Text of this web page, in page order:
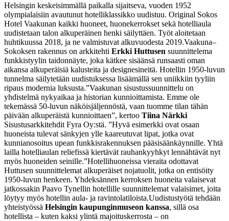
Helsingin keskeisimmällä paikalla sijaitseva, vuoden 1952
olympialaisiin avautunut hotelliklassikko uudistuu. Original Sokos
Hotel Vaakunan kaikki huoneet, huonekerrokset sekä hotelliaula
uudistetaan talon alkuperäinen henki säilyttäen. Työt aloitetaan
huhtikuussa 2018, ja ne valmistuvat alkuvuodesta 2019.Vaakuna–
Sokoksen rakennus on arkkitehti Erkki Huttusen suunnittelema
funkkistyylin taidonnäyte, joka kätkee sisäänsä runsaasti oman
aikansa alkuperäisiä kalusteita ja designesineitä. Hotellin 1950-luvun
tunnelma säilytetään uudistuksessa lisäämällä sen uniikkiin tyyliin
ripaus modernia luksusta.”Vaakunan sisustussuunnittelu on
yhdistelmä nykyaikaa ja historian kunnioittamista. Emme ole
tekemässä 50-luvun näköisjäljennöstä, vaan tuomme tilan tähän
päivään alkuperäistä kunnioittaen”, kertoo Tiina Närkki
Sisustusarkkitehdit Fyra Oy:stä. ”Hyvä esimerkki ovat osaan
huoneista tulevat sänkyjen ylle kaareutuvat lipat, jotka ovat
kunnianosoitus upean funkkisrakennuksen pääsisäänkäynnille. Yhtä
lailla hotelliaulan reliefissä kiertävät rauhankyyhkyt lennähtävät nyt
myös huoneiden seinille.”Hotellihuoneissa vieraita odottavat
Huttusen suunnittelemat alkuperäiset nojatuolit, jotka on entisöity
1950-luvun henkeen. Yhdeksännen kerroksen huoneita valaisevat
jatkossakin Paavo Tynellin hotellille suunnittelemat valaisimet, joita
löytyy myös hotellin aula- ja ravintolatiloista.Uudistustyötä tehdään
yhteistyössä Helsingin kaupunginmuseon kanssa, sillä osa
hotellista – kuten kaksi ylintä majoituskerrosta – on